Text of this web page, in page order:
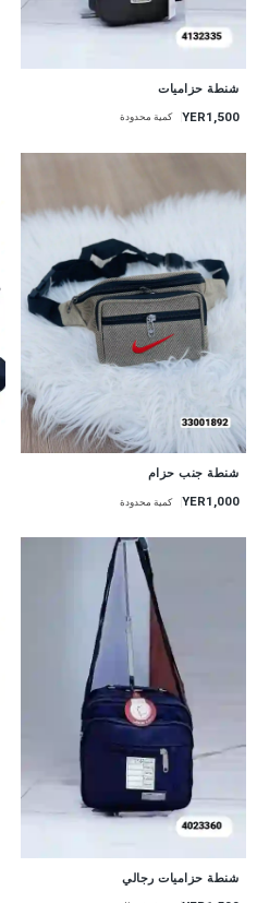
شنطة حزاميات
YER1,500 كمية محدودة
شنطة جنب حزام
YER1,000 كمية محدودة
شنطة حزاميات رجالي